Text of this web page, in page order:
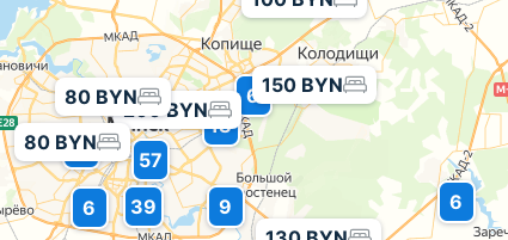
200 BYN
80 BYN 150 BYN
80 BYN
15
6
57
39
6
18
9 6